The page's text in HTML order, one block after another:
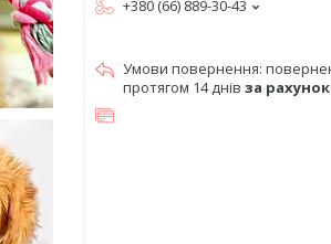
+380 (66) 889-30-43
протягом 14 днів за